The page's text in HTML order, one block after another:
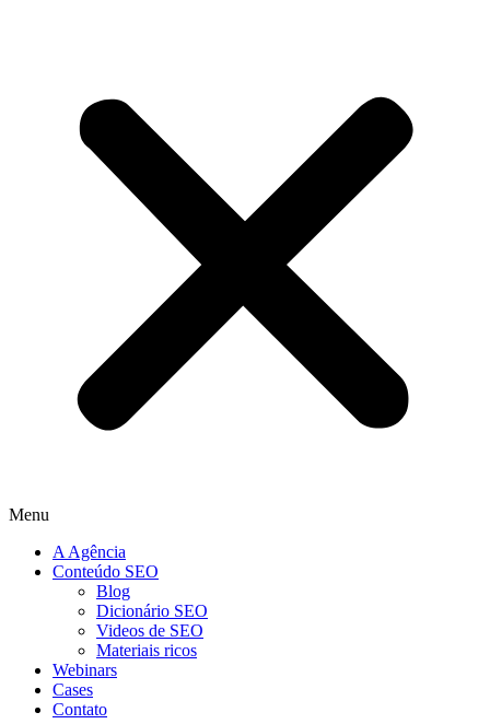
Menu
A Agência
Conteúdo SEO
Blog
Dicionário SEO
Videos de SEO
Materiais ricos
Webinars
Cases
Contato